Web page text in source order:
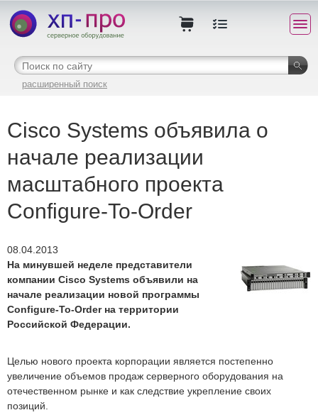
расширенный поиск
Cisco Systems объявила о
начале реализации
масштабного проекта
Configure-To-Order
08.04.2013
На минувшей неделе представители
компании Cisco Systems объявили на
начале реализации новой программы
Configure-To-Order на территории
Российской Федерации.
Целью нового проекта корпорации является постепенно
увеличение объемов продаж серверного оборудования на
отечественном рынке и как следствие укрепление своих
позиций.